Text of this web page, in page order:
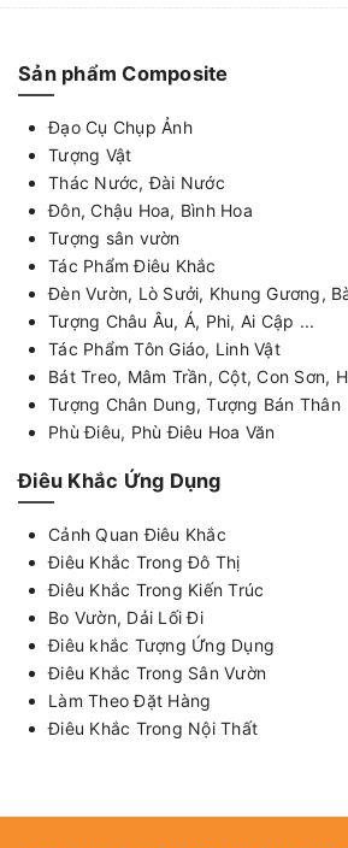
Sản phẩm Composite
Đạo Cụ Chụp Ảnh
Tượng Vật
Thác Nước, Đài Nước
Đôn, Chậu Hoa, Bình Hoa
Tượng sân vườn
Tác Phẩm Điêu Khắc
Đèn Vườn, Lò Sưởi, Khung Gương,
Tượng Châu Âu, Á, Phi, Ai Cập ...
Tác Phẩm Tôn Giáo, Linh Vật
Bát Treo, Mâm Trần, Cột, Con Sơn,
Tượng Chân Dung, Tượng Bán Thân
Phù Điêu, Phù Điêu Hoa Văn
Điêu Khắc Ứng Dụng
Cảnh Quan Điêu Khắc
Điêu Khắc Trong Đô Thị
Điêu Khắc Trong Kiến Trúc
Bo Vườn, Dải Lối Đi
Điêu khắc Tượng Ứng Dụng
Điêu Khắc Trong Sân Vườn
Làm Theo Đặt Hàng
Điêu Khắc Trong Nội Thất